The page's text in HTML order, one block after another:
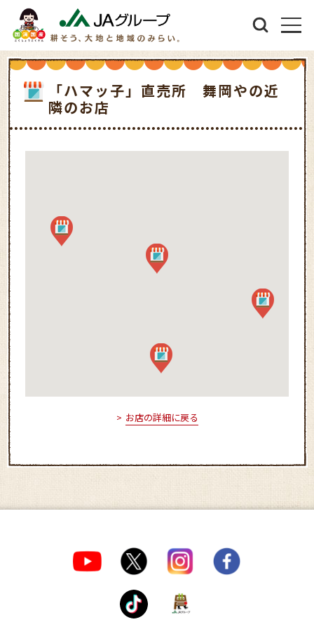
「ハマッ子」直売所 舞岡やの近
隣のお店
お店の詳細に戻る